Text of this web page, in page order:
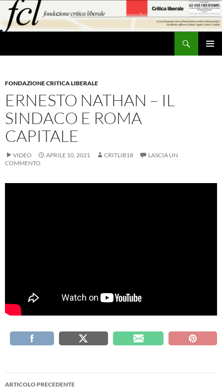
contenuto
FONDAZIONE CRITICA LIBERALE
ERNESTO NATHAN – IL
SINDACO E ROMA
CAPITALE
VIDEO APRILE 10, 2021 CRITLIB18
LASCIA UN
COMMENTO
Navigazione
ARTICOLO PRECEDENTE